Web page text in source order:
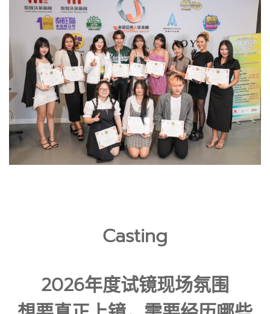
Casting
2026年度试镜现场氛围